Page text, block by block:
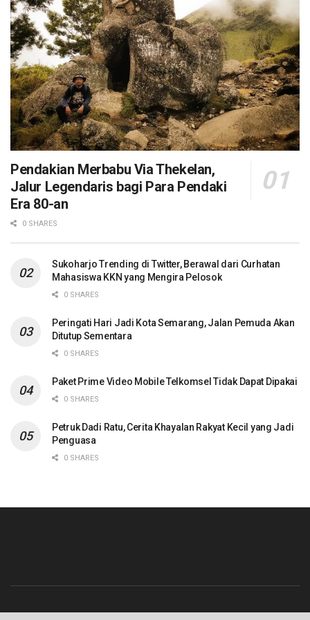
Pendakian Merbabu Via Thekelan,
Jalur Legendaris bagi Para Pendaki
Era 80-an
0 SHARES
Sukoharjo Trending di Twitter, Berawal dari Curhatan
Mahasiswa KKN yang Mengira Pelosok
0 SHARES
Peringati Hari Jadi Kota Semarang, Jalan Pemuda Akan
Ditutup Sementara
0 SHARES
Paket Prime Video Mobile Telkomsel Tidak Dapat Dipakai
0 SHARES
Petruk Dadi Ratu, Cerita Khayalan Rakyat Kecil yang Jadi
Penguasa
0 SHARES